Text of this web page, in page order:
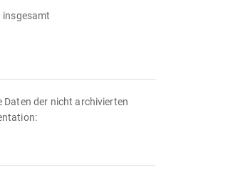
insgesamt
Daten der nicht archivierten